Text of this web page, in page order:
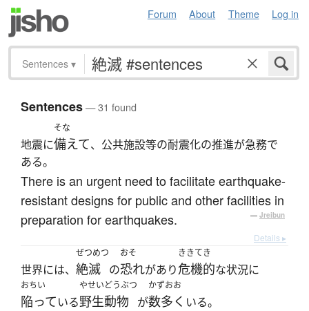
Forum About Theme Log in
Sentences ▾
Sentences— 31 found
地震に
そな
備えて、公共施設等の耐震化の推進が急務で
ある。
There is an urgent need to facilitate earthquake-
resistant designs for public and other facilities in
preparation for earthquakes.
— Jreibun
Details ▸
世界には、
ぜつめつ
絶滅 の
おそ
恐れがあり
ききてき
危機的な状況に
おちい
陥っている
やせいどうぶつ
野生動物 が
かずおお
数多く いる。